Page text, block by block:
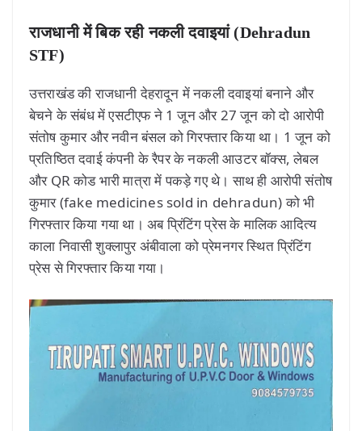
राजधानी में बिक रही नकली दवाइयां (Dehradun
STF)
उत्तराखंड की राजधानी देहरादून में नकली दवाइयां बनाने और
बेचने के संबंध में एसटीएफ ने 1 जून और 27 जून को दो आरोपी
संतोष कुमार और नवीन बंसल को गिरफ्तार किया था। 1 जून को
प्रतिष्ठित दवाई कंपनी के रैपर के नकली आउटर बॉक्स, लेबल
और QR कोड भारी मात्रा में पकड़े गए थे। साथ ही आरोपी संतोष
कुमार (fake medicines sold in dehradun) को भी
गिरफ्तार किया गया था। अब प्रिंटिंग प्रेस के मालिक आदित्य
काला निवासी शुक्लापुर अंबीवाला को प्रेमनगर स्थित प्रिंटिंग
प्रेस से गिरफ्तार किया गया।